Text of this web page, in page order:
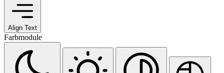
Align Text
Farbmodule